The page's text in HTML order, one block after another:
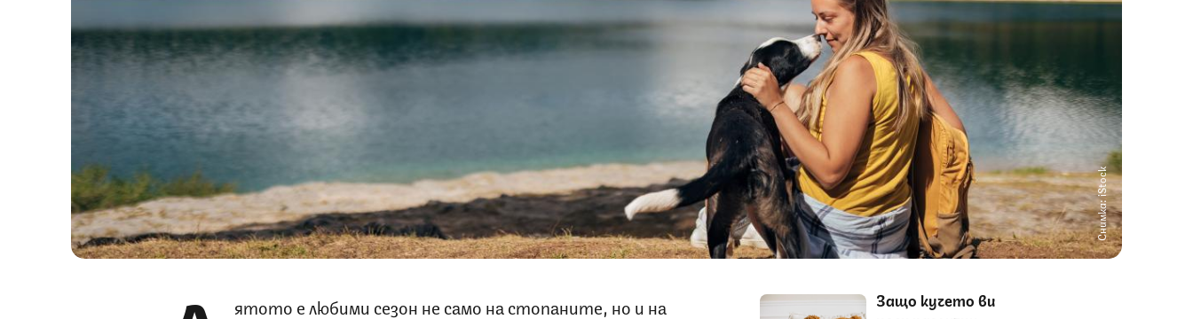
Снимка: iStock
ятото е любими сезон не само на стопаните, но и на
Защо кучето ви